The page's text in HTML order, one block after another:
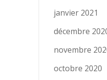
janvier 2021
décembre
novembre
octobre 2020